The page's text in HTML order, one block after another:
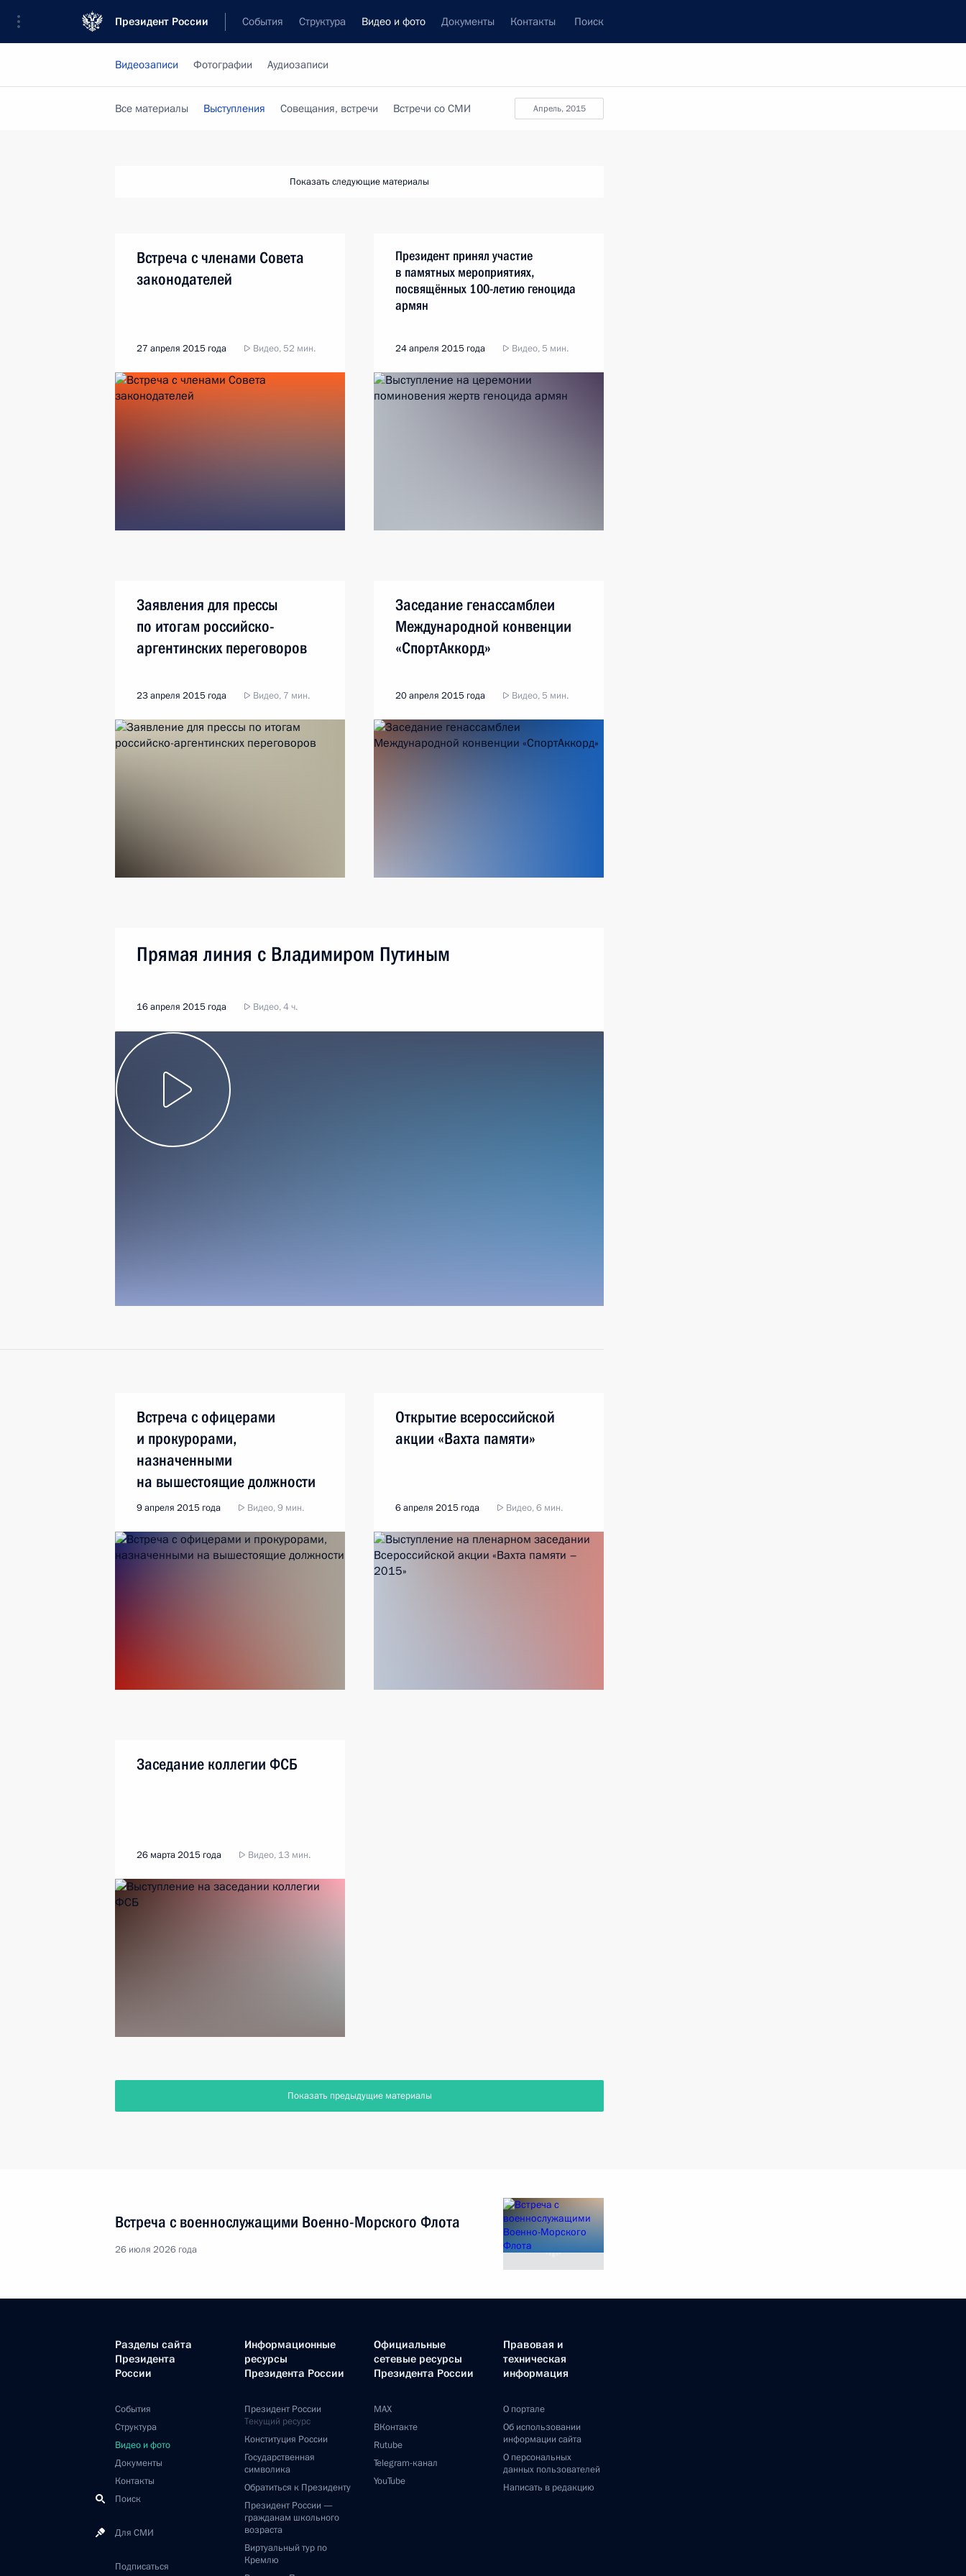
Президент России События Структура Видео и фото Документы Контакты Поиск
Видеозаписи Фотографии Аудиозаписи
апрель, 2015
Все материалы Выступления Совещания, встречи Встречи со СМИ
Показать следующие материалы
Встреча с членами Совета
законодателей
27 апреля 2015 года Видео, 52 мин.
Президент принял участие
в памятных мероприятиях,
посвящённых 100-летию геноцида
армян
24 апреля 2015 года Видео, 5 мин.
Заявления для прессы
по итогам российско-
аргентинских переговоров
23 апреля 2015 года Видео, 7 мин.
Заседание генассамблеи
Международной конвенции
«СпортАккорд»
20 апреля 2015 года Видео, 5 мин.
Прямая линия с Владимиром Путиным
16 апреля 2015 года Видео, 4 ч.
Встреча с офицерами
и прокурорами,
назначенными
на вышестоящие должности
9 апреля 2015 года Видео, 9 мин.
Открытие всероссийской
акции «Вахта памяти»
6 апреля 2015 года Видео, 6 мин.
Заседание коллегии ФСБ
26 марта 2015 года Видео, 13 мин.
Показать предыдущие материалы
Встреча с военнослужащими Военно-Морского Флота
26 июля 2026 года
Разделы сайта
Президента
России
События
Структура
Видео и фото
Документы
Контакты
Поиск
Для СМИ
Подписаться
Информационные
ресурсы
Президента России
Президент России
Текущий ресурс
Конституция России
Государственная
символика
Обратиться к Президенту
Президент России —
гражданам школьного
возраста
Виртуальный тур по
Кремлю
Официальные
сетевые ресурсы
Президента России
MAX
ВКонтакте
Rutube
Telegram-канал
YouTube
Правовая и
техническая
информация
О портале
Об использовании
информации сайта
О персональных
данных пользователей
Написать в редакцию